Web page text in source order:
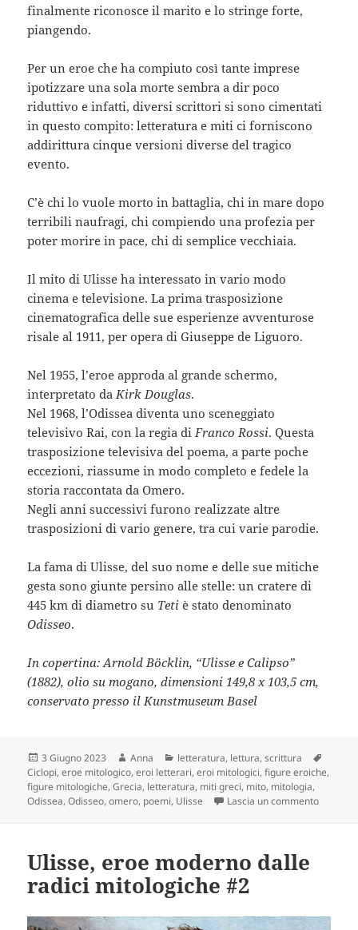
finalmente riconosce il marito e lo stringe forte,
piangendo.
Per un eroe che ha compiuto così tante imprese
ipotizzare una sola morte sembra a dir poco
riduttivo e infatti, diversi scrittori si sono cimentati
in questo compito: letteratura e miti ci forniscono
addirittura cinque versioni diverse del tragico
evento.
C’è chi lo vuole morto in battaglia, chi in mare dopo
terribili naufragi, chi compiendo una profezia per
poter morire in pace, chi di semplice vecchiaia.
Il mito di Ulisse ha interessato in vario modo
cinema e televisione. La prima trasposizione
cinematografica delle sue esperienze avventurose
risale al 1911, per opera di Giuseppe de Liguoro.
Nel 1955, l’eroe approda al grande schermo,
interpretato da Kirk Douglas.
Nel 1968, l’Odissea diventa uno sceneggiato
televisivo Rai, con la regia di Franco Rossi. Questa
trasposizione televisiva del poema, a parte poche
eccezioni, riassume in modo completo e fedele la
storia raccontata da Omero.
Negli anni successivi furono realizzate altre
trasposizioni di vario genere, tra cui varie parodie.
La fama di Ulisse, del suo nome e delle sue mitiche
gesta sono giunte persino alle stelle: un cratere di
445 km di diametro su Tetiè stato denominato
Odisseo.
In copertina: Arnold Böcklin, “Ulisse e Calipso”
(1882), olio su mogano, dimensioni 149,8 x 103,5 cm,
conservato presso il Kunstmuseum Basel
Scritto
il
3 Giugno 2023 Autore
Anna Categorie
letteratura, lettura,scrittura
Ciclopi,eroe mitologico,eroi letterari,eroi mitologici,figure eroiche,
figure mitologiche,Grecia, letteratura, miti greci, mito, mitologia,
Odissea,Odisseo,omero, poemi, Ulisse Lascia un commentosu
Ulisse, eroe moderno dalle
radici mitologiche #2